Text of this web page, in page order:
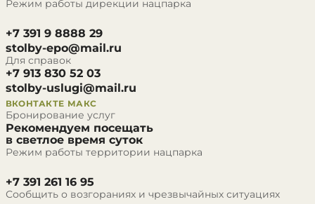
Режим работы дирекции нацпарка
+7 391 9 8888 29
stolby-epo@mail.ru
Для справок
+7 913 830 52 03
stolby-uslugi@mail.ru
ВКОНТАКТЕ МАКС
Бронирование услуг
Рекомендуем посещать
в светлое время суток
Режим работы территории нацпарка
+7 391 261 16 95
Сообщить о возгораниях и чрезвычайных ситуациях